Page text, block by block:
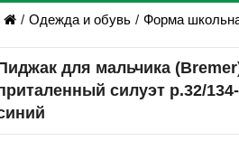
Одежда и обувь Форма
для мальчика
силуэт р.32/